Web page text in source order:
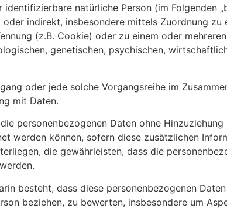
natürliche Person (im Folgenden
indirekt, insbesondere mittels Zuordnung zu
(z.B. Cookie) oder zu einem oder mehreren
genetischen, psychischen,
oder jede solche Vorgangsreihe im
mit Daten.
personenbezogenen Daten ohne Hinzuziehung
werden können, sofern diese zusätzlichen
die gewährleisten, dass die
besteht, dass diese personenbezogenen Daten
beziehen, zu bewerten, insbesondere um